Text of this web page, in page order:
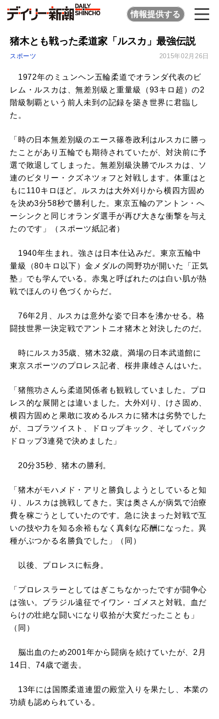
情報提供する
猪木とも戦った柔道家「ルスカ」最強伝説
スポーツ 2015年02月26日
1972年のミュンヘン五輪柔道でオランダ代表のビ
レム・ルスカは、無差別級と重量級（93キロ超）の2
階級制覇という前人未到の記録を築き世界に君臨し
た。
「時の日本無差別級のエース篠巻政利はルスカに勝っ
たことがあり五輪でも期待されていたが、対決前に予
選で敗退してしまった。無差別級決勝でルスカは、ソ
連のビタリー・クズネツォフと対戦します。体重はと
もに110キロほど。ルスカは大外刈りから横四方固め
を決め3分58秒で勝利した。東京五輪のアントン・へ
ーシンクと同じオランダ選手が再び大きな衝撃を与え
たのです」（スポーツ紙記者）
1940年生まれ。強さは日本仕込みだ。東京五輪中
量級（80キロ以下）金メダルの岡野功が開いた「正気
塾」でも学んでいる。赤鬼と呼ばれたのは白い肌が熱
戦でほんのり色づくからだ。
76年2月、ルスカは意外な姿で日本を沸かせる。格
闘技世界一決定戦でアントニオ猪木と対決したのだ。
時にルスカ35歳、猪木32歳。満場の日本武道館に
東京スポーツのプロレス記者、桜井康雄さんはいた。
「猪熊功さんら柔道関係者も観戦していました。プロ
レス的な展開とは違いました。大外刈り、けさ固め、
横四方固めと果敢に攻めるルスカに猪木は劣勢でした
が、コブラツイスト、ドロップキック、そしてバック
ドロップ3連発で決めました」
20分35秒、猪木の勝利。
「猪木がモハメド・アリと勝負しようとしていると知
り、ルスカは挑戦してきた。実は奥さんが病気で治療
費を稼ごうとしていたのです。急に決まった対戦で互
いの技や力を知る余裕もなく真剣な応酬になった。異
種がぶつかる名勝負でした」（同）
以後、プロレスに転身。
「プロレスラーとしてはぎこちなかったですが闘争心
は強い。ブラジル遠征でイワン・ゴメスと対戦。血だ
らけの壮絶な闘いになり収拾が大変だったことも」
（同）
脳出血のため2001年から闘病を続けていたが、2月
14日、74歳で逝去。
13年には国際柔道連盟の殿堂入りを果たし、本業の
功績も認められている。